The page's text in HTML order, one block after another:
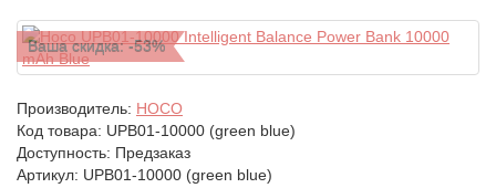
Ваша скидка: -53%
Производитель: HOCO
Код товара: UPB01-10000 (green blue)
Доступность: Предзаказ
Артикул: UPB01-10000 (green blue)